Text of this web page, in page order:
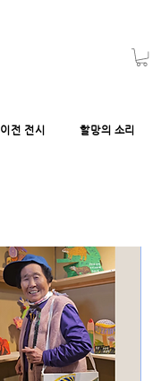
이전 전시 할망의 소리